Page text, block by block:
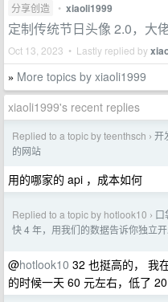
分享创造 • xiaoli1999
定制传统节日头像 2.0，大
Oct 13, 2023 • Lastly replied by
» More topics by xiaoli1999
xiaoli1999's recent replies
Replied to a topic by teenthsch › 开
的网站
用的哪家的 api ，成本如何
Replied to a topic by hotlook10 › 口
快 4 年，用我们的数据告诉你独立
@hotlook10 32 也挺高的， 我
的时候一天 60 元左右，低了